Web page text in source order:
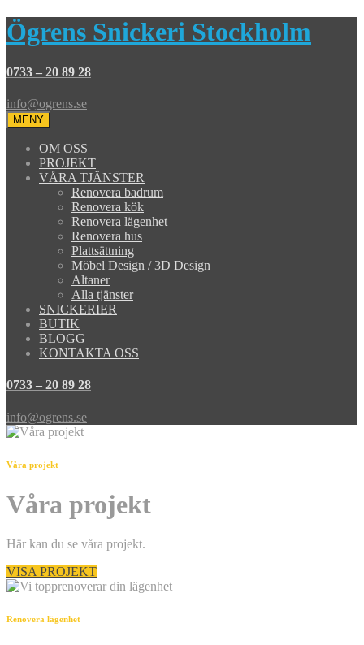
Ögrens Snickeri Stockholm
0733 – 20 89 28
info@ogrens.se
MENY
OM OSS
PROJEKT
VÅRA TJÄNSTER
Renovera badrum
Renovera kök
Renovera lägenhet
Renovera hus
Plattsättning
Möbel Design / 3D Design
Altaner
Alla tjänster
SNICKERIER
BUTIK
BLOGG
KONTAKTA OSS
0733 – 20 89 28
info@ogrens.se
Våra projekt
Våra projekt
Här kan du se våra projekt.
VISA PROJEKT
Renovera lägenhet